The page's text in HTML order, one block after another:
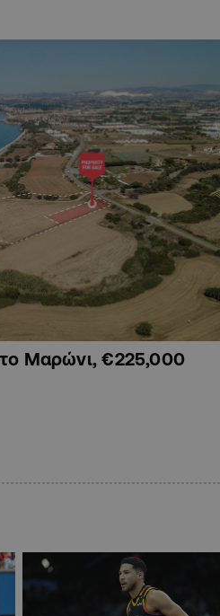
Μαρώνι, €225,000